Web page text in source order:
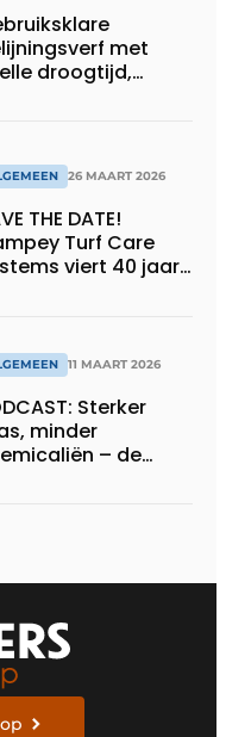
met
droogtijd,
26 MAART 2026
THE DATE!
Turf Care
viert 40 jaar
11 MAART 2026
Sterker
minder
– de